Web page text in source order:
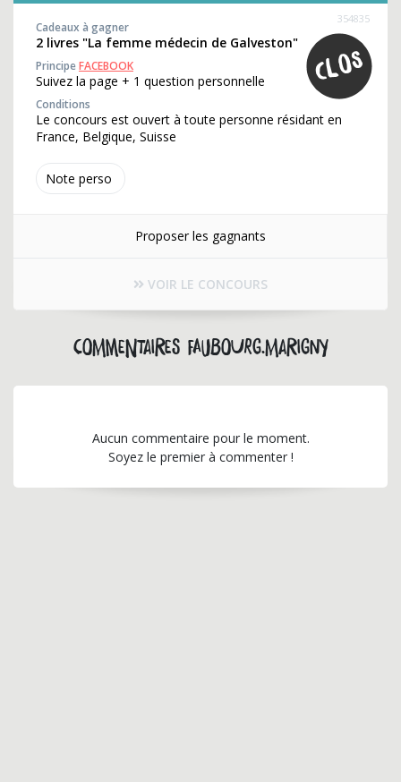
Note perso
354835
Cadeaux à gagner
2 livres "La femme médecin de Galveston"
PrincipeFACEBOOK
Suivez la page + 1 question personnelle
Conditions
Le concours est ouvert à toute personne résidant en
France, Belgique, Suisse
Proposer les gagnants
VOIR LE CONCOURS
Commentaires faubourg.marigny
Aucun commentaire pour le moment.
Soyez le premier à commenter !